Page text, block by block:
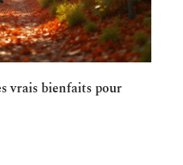
vrais bienfaits pour